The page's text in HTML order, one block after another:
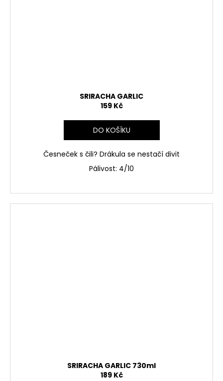
SRIRACHA GARLIC
159 Kč
DO KOŠÍKU
Česneček s čili? Drákula se nestačí divit
Pálivost: 4/10
SRIRACHA GARLIC 730ml
189 Kč